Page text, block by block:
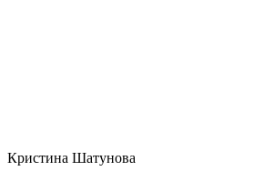
Кристина Шатунова